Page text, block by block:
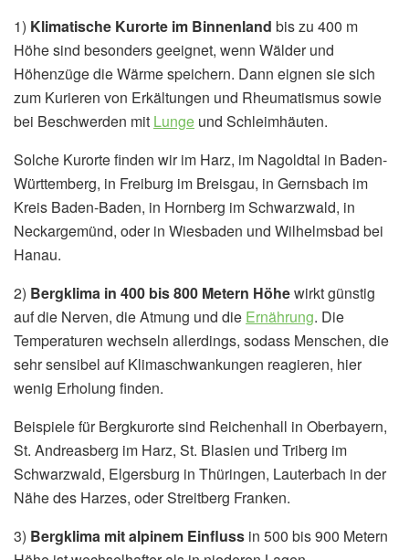
1) Klimatische Kurorte im Binnenland bis zu 400 m
Höhe sind besonders geeignet, wenn Wälder und
Höhenzüge die Wärme speichern. Dann eignen sie sich
zum Kurieren von Erkältungen und Rheumatismus sowie
bei Beschwerden mit Lunge und Schleimhäuten.
Solche Kurorte finden wir im Harz, im Nagoldtal in Baden-
Württemberg, in Freiburg im Breisgau, in Gernsbach im
Kreis Baden-Baden, in Hornberg im Schwarzwald, in
Neckargemünd, oder in Wiesbaden und Wilhelmsbad bei
Hanau.
2) Bergklima in 400 bis 800 Metern Höhewirkt günstig
auf die Nerven, die Atmung und die Ernährung. Die
Temperaturen wechseln allerdings, sodass Menschen, die
sehr sensibel auf Klimaschwankungen reagieren, hier
wenig Erholung finden.
Beispiele für Bergkurorte sind Reichenhall in Oberbayern,
St. Andreasberg im Harz, St. Blasien und Triberg im
Schwarzwald, Elgersburg in Thüringen, Lauterbach in der
Nähe des Harzes, oder Streitberg Franken.
3) Bergklima mit alpinem Einfluss in 500 bis 900 Metern